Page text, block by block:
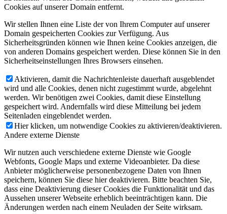
Cookies auf unserer Domain entfernt.
Wir stellen Ihnen eine Liste der von Ihrem Computer auf unserer
Domain gespeicherten Cookies zur Verfügung. Aus
Sicherheitsgründen können wie Ihnen keine Cookies anzeigen, die
von anderen Domains gespeichert werden. Diese können Sie in den
Sicherheitseinstellungen Ihres Browsers einsehen.
Aktivieren, damit die Nachrichtenleiste dauerhaft ausgeblendet
wird und alle Cookies, denen nicht zugestimmt wurde, abgelehnt
werden. Wir benötigen zwei Cookies, damit diese Einstellung
gespeichert wird. Andernfalls wird diese Mitteilung bei jedem
Seitenladen eingeblendet werden.
Hier klicken, um notwendige Cookies zu aktivieren/deaktivieren.
Andere externe Dienste
Wir nutzen auch verschiedene externe Dienste wie Google
Webfonts, Google Maps und externe Videoanbieter. Da diese
Anbieter möglicherweise personenbezogene Daten von Ihnen
speichern, können Sie diese hier deaktivieren. Bitte beachten Sie,
dass eine Deaktivierung dieser Cookies die Funktionalität und das
Aussehen unserer Webseite erheblich beeinträchtigen kann. Die
Änderungen werden nach einem Neuladen der Seite wirksam.